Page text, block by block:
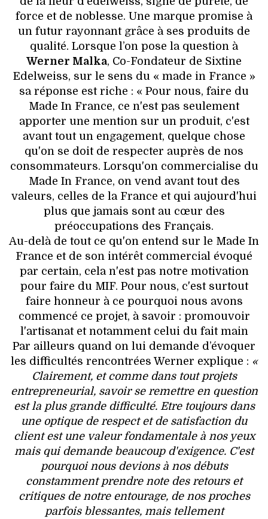
force et de noblesse. Une marque promise à
un futur rayonnant grâce à ses produits de
qualité. Lorsque l’on pose la question à
Werner Malka, Co-Fondateur de Sixtine
Edelweiss, sur le sens du « made in France »
sa réponse est riche : « Pour nous, faire du
Made In France, ce n'est pas seulement
apporter une mention sur un produit, c'est
avant tout un engagement, quelque chose
qu'on se doit de respecter auprès de nos
consommateurs. Lorsqu'on commercialise du
Made In France, on vend avant tout des
valeurs, celles de la France et qui aujourd'hui
plus que jamais sont au cœur des
préoccupations des Français.
Au-delà de tout ce qu'on entend sur le Made In
France et de son intérêt commercial évoqué
par certain, cela n'est pas notre motivation
pour faire du MIF. Pour nous, c'est surtout
faire honneur à ce pourquoi nous avons
commencé ce projet, à savoir : promouvoir
l'artisanat et notamment celui du fait main
Par ailleurs quand on lui demande d’évoquer
les difficultés rencontrées Werner explique : «
Clairement, et comme dans tout projets
entrepreneurial, savoir se remettre en question
est la plus grande difficulté. Etre toujours dans
une optique de respect et de satisfaction du
client est une valeur fondamentale à nos yeux
mais qui demande beaucoup d'exigence. C'est
pourquoi nous devions à nos débuts
constamment prendre note des retours et
critiques de notre entourage, de nos proches
parfois blessantes, mais tellement